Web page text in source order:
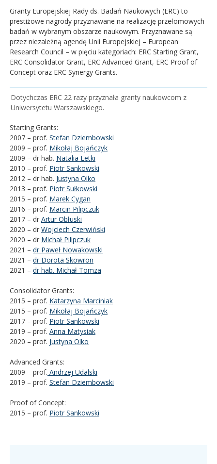
Granty Europejskiej Rady ds. Badań Naukowych (ERC) to
prestiżowe nagrody przyznawane na realizację przełomowych
badań w wybranym obszarze naukowym. Przyznawane są
przez niezależną agendę Unii Europejskiej – European
Research Council – w pięciu kategoriach: ERC Starting Grant,
ERC Consolidator Grant, ERC Advanced Grant, ERC Proof of
Concept oraz ERC Synergy Grants.
Dotychczas ERC 22 razy przyznała granty naukowcom z
Uniwersytetu Warszawskiego.
Starting Grants:
2007 – prof. Stefan Dziembowski
2009 – prof. Mikołaj Bojańczyk
2009 – dr hab. Natalia Letki
2010 – prof. Piotr Sankowski
2012 – dr hab. Justyna Olko
2013 – prof. Piotr Sułkowski
2015 – prof. Marek Cygan
2016 – prof. Marcin Pilipczuk
2017 – dr Artur Obłuski
2020 – dr Wojciech Czerwiński
2020 – dr Michał Pilipczuk
2021 – dr Paweł Nowakowski
2021 – dr Dorota Skowron
2021 – dr hab. Michał Tomza
Consolidator Grants:
2015 – prof. Katarzyna Marciniak
2015 – prof. Mikołaj Bojańczyk
2017 – prof. Piotr Sankowski
2019 – prof. Anna Matysiak
2020 – prof. Justyna Olko
Advanced Grants:
2009 – prof. Andrzej Udalski
2019 – prof. Stefan Dziembowski
Proof of Concept:
2015 – prof. Piotr Sankowski